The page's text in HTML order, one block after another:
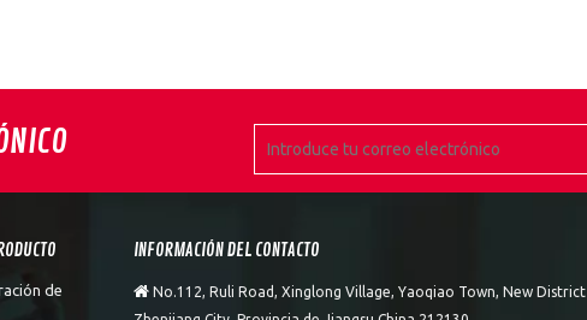
de
INFORMACIÓN DEL CONTACTO
 No.112, Ruli Road, Xinglong Village, Yaoqiao Town, New District